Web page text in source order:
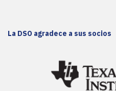
La DSO agradece a sus socios